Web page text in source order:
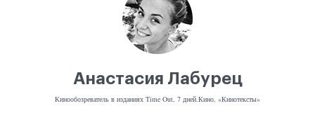
Анастасия Лабурец
Кинообозреватель в изданиях Time Out, 7 дней.Кино, «Кинотексты»